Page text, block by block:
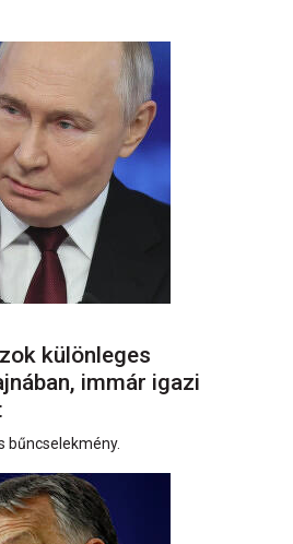
különleges
immár igazi
bűncselekmény.